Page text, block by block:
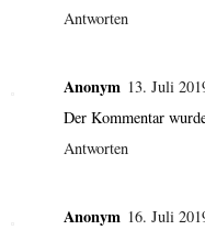
Antworten
Anonym 13. Juli
Der Kommentar
Antworten
Anonym 16. Juli